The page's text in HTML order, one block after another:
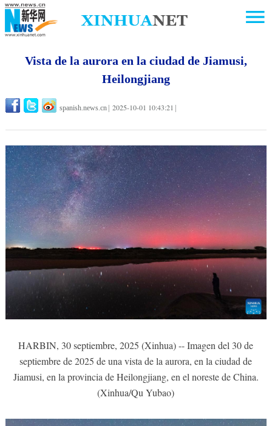
Vista de la aurora en la ciudad de Jiamusi,
Heilongjiang
spanish.news.cn 2025-10-01 10:43:21
HARBIN, 30 septiembre, 2025 (Xinhua) -- Imagen del 30 de
septiembre de 2025 de una vista de la aurora, en la ciudad de
Jiamusi, en la provincia de Heilongjiang, en el noreste de China.
(Xinhua/Qu Yubao)